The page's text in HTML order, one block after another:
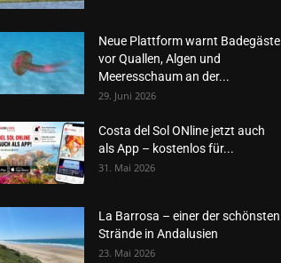
Neue Plattform warnt Badegäste
vor Quallen, Algen und
Meeresschaum an der...
29. Juni 2026
Costa del Sol ONline jetzt auch
als App – kostenlos für...
31. Mai 2026
La Barrosa – einer der schönsten
Strände in Andalusien
23. Mai 2026